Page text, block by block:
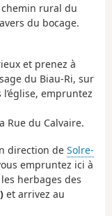
rural du
du bocage.
et prenez à
du Biau-Ri, sur
l’église, empruntez
Rue du Calvaire.
direction de Solre-
empruntez ici à
herbages des
et arrivez au